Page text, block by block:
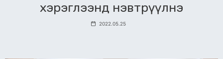
хэрэглээнд нэвтрүүлнэ
2022.05.25